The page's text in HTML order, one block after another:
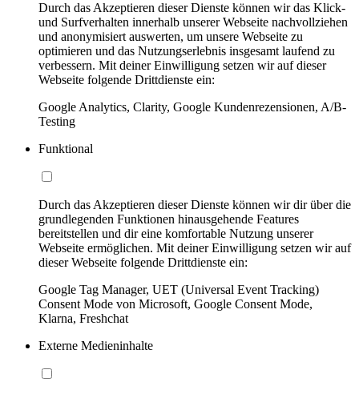
Durch das Akzeptieren dieser Dienste können wir das Klick-
und Surfverhalten innerhalb unserer Webseite nachvollziehen
und anonymisiert auswerten, um unsere Webseite zu
optimieren und das Nutzungserlebnis insgesamt laufend zu
verbessern. Mit deiner Einwilligung setzen wir auf dieser
Webseite folgende Drittdienste ein:
Google Analytics, Clarity, Google Kundenrezensionen, A/B-
Testing
Funktional
Durch das Akzeptieren dieser Dienste können wir dir über die
grundlegenden Funktionen hinausgehende Features
bereitstellen und dir eine komfortable Nutzung unserer
Webseite ermöglichen. Mit deiner Einwilligung setzen wir auf
dieser Webseite folgende Drittdienste ein:
Google Tag Manager, UET (Universal Event Tracking)
Consent Mode von Microsoft, Google Consent Mode,
Klarna, Freshchat
Externe Medieninhalte